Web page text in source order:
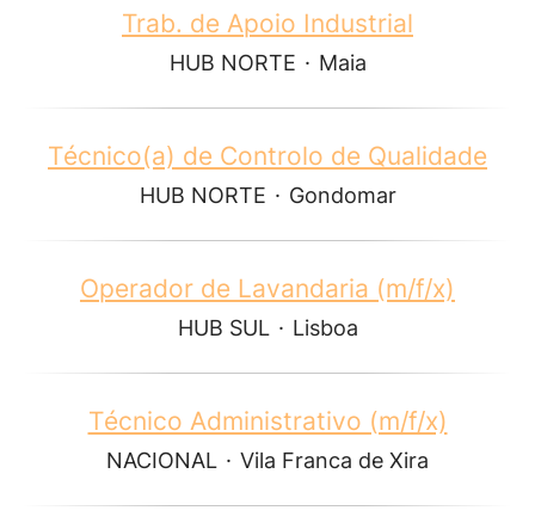
Trab. de Apoio Industrial
HUB NORTE · Maia
Técnico(a) de Controlo de Qualidade
HUB NORTE · Gondomar
Operador de Lavandaria (m/f/x)
HUB SUL · Lisboa
Técnico Administrativo (m/f/x)
NACIONAL · Vila Franca de Xira